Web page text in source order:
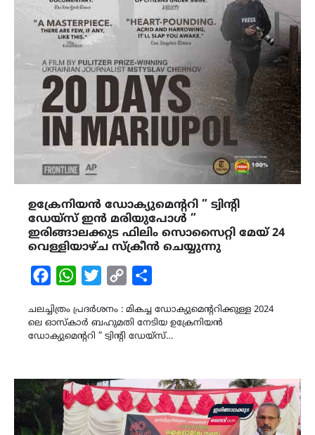
ഉക്രേനിയൻ ഡോക്യുമെൻ്ററി ” ട്വിൻ്റി
ഡേയ്സ് ഇൻ മരിയുപോൾ ”
ഇരിങ്ങാലക്കുട ഫിലിം സൊസൈറ്റി മേയ് 24
വെള്ളിയാഴ്ച സ്ക്രീൻ ചെയ്യുന്നു
FacebookWhatsAppTwitterCopy
ചലച്ചിത്രം പ്രദർശനം : മികച്ച ഡോക്യുമെൻ്ററിക്കുള്ള 2024
ലെ ഓസ്കാർ ബഹുമതി നേടിയ ഉക്രേനിയൻ
ഡോക്യുമെൻ്ററി ” ട്വിൻ്റി ഡേയ്സ്…